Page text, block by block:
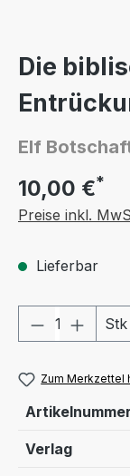
Die
Elf
10,00 €*
Preise inkl.
Lieferbar
ProduktStk
Zum Merkzettel
Artikelnummer
Verlag